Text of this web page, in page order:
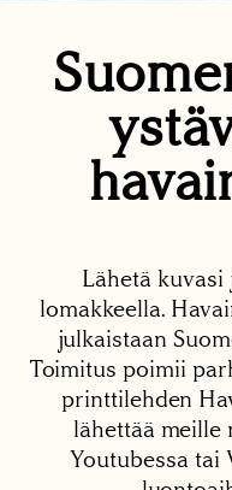
Lähetä
lomakkeella.
julkaistaan
Toimitus poimii
printtilehden
lähettää meille
Youtubessa tai